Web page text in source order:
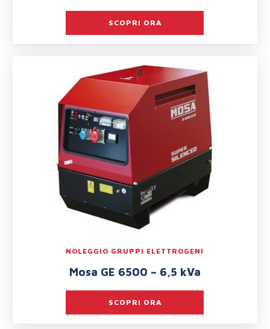
SCOPRI ORA
NOLEGGIO GRUPPI ELETTROGENI
Mosa GE 6500 – 6,5 kVa
SCOPRI ORA